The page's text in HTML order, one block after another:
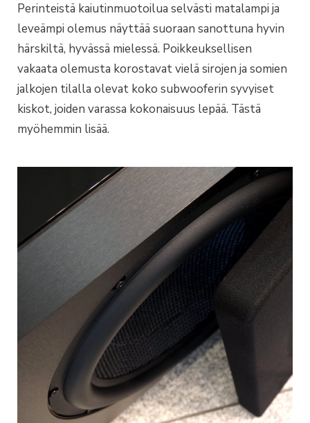
Perinteistä kaiutinmuotoilua selvästi matalampi ja
leveämpi olemus näyttää suoraan sanottuna hyvin
härskiltä, hyvässä mielessä. Poikkeuksellisen
vakaata olemusta korostavat vielä sirojen ja somien
jalkojen tilalla olevat koko subwooferin syvyiset
kiskot, joiden varassa kokonaisuus lepää. Tästä
myöhemmin lisää.